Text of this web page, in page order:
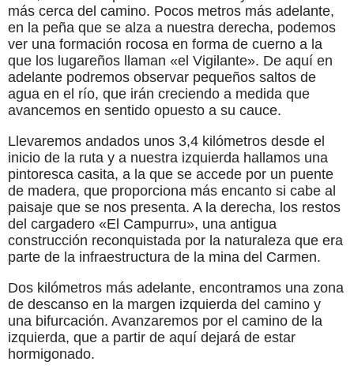
más cerca del camino. Pocos metros más adelante,
en la peña que se alza a nuestra derecha, podemos
ver una formación rocosa en forma de cuerno a la
que los lugareños llaman «el Vigilante». De aquí en
adelante podremos observar pequeños saltos de
agua en el río, que irán creciendo a medida que
avancemos en sentido opuesto a su cauce.
Llevaremos andados unos 3,4 kilómetros desde el
inicio de la ruta y a nuestra izquierda hallamos una
pintoresca casita, a la que se accede por un puente
de madera, que proporciona más encanto si cabe al
paisaje que se nos presenta. A la derecha, los restos
del cargadero «El Campurru», una antigua
construcción reconquistada por la naturaleza que era
parte de la infraestructura de la mina del Carmen.
Dos kilómetros más adelante, encontramos una zona
de descanso en la margen izquierda del camino y
una bifurcación. Avanzaremos por el camino de la
izquierda, que a partir de aquí dejará de estar
hormigonado.